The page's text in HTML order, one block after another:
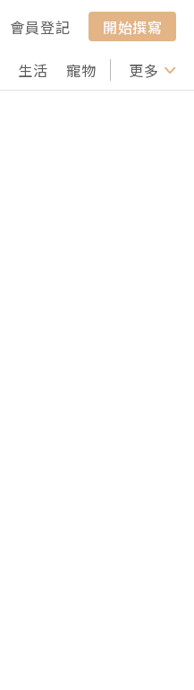
會員登記
開始撰寫
生活 寵物 行山 打卡
更多